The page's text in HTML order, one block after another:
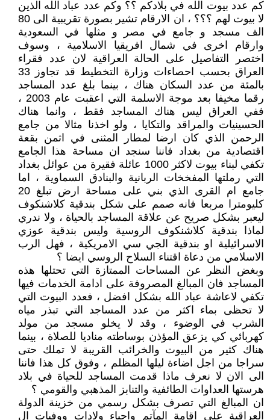
كم عدد بيوت الله في بلادكم ؟؟ وكم عدد عباد الله الذين
لا بيوت لهم ؟؟؟ ، ان الارقام تشير بصورة تقريبية الى 80
الف مسجد و جامع في مصر و مثلها في السعودية
وارقام اخرى في شمال افريقيا الاسلامية ، وسوف
اختصر التفاصيل على الحالة العراقية لان عدد فقراء
العراق بحسب احصاءات وزارة التخطيط قد تجاوز 33
بالمئة من عدد السكان هناك ، بينما بلغ عدد المساجد
رقما مخيفا بعد موجة الاسلمة التي اعقبت عام 2003 ،
ففي العراق ليس هناك المساجد فقط ، وانما هناك
الحسينيات والمراقد والتكايا ، ولو اخذنا مثالا من جامع
الرحمن الذي كان ارضا لمطار المثنى في اثمن بقعة
اقتصادية من بغداد فاننا سنجد ان مساحة هذا الجامع
تكفي لبناء بيوت لاكثر 1000 عائلة فقيرة من عوائل بغداد
التي رملتها المفخخات الربانية والبنادق السماوية ، اما
جامع ام القرى الذي بني على مساحة ارض تبلغ 20
كليومترا مربعا فانه صمم على شكل بندقية كلاشنكوف
ليعبر بشكل صريح عن علاقة المساجد بالحياة ، ولا ندري
لماذا بندقية كلاشنكوف الروسية وليس بندقية عوزي
الاسرائيلية او بندقية الجي سي الامريكية ، فهل الرب
الاسلامي من دعاة اقتناء السلاح الروسي ايضا ؟
وبغض النظر عن المساحات الممتازة التي تحتلها هذه
المساجد فان المبالغ المصروفة على ادامة الخدمات فيها
تكفي لاعاشة عباد الله بشكل افضل ، فعدد البيوت التي
لا تحظى بماء اكثر من عدد المساجد التي تبذر مياه
الشرب في الوضوء ، وقد لا يخلو مسجد من مولد
كهربائي كي يزعق المؤذن بوساطته مناديا للصلاة ، بينما
هناك كثير من البيوت والخرائب القريبة لا تملك حتى
سراجا من اجل اضاءة ليلها المظلم ، وفوق كل هذا فاننا
الى الان لا نعرف ماذا قدمت المساجد للحياة في بلاد
هرستها العداوات الطائفية والتنابز المذهبي والقومي ؟
ان المبالغ التي تصرف بشكل رسمي من خزينة الدولة
العراقية على اقامة المآتم واحياء ولادات ووفيات ال